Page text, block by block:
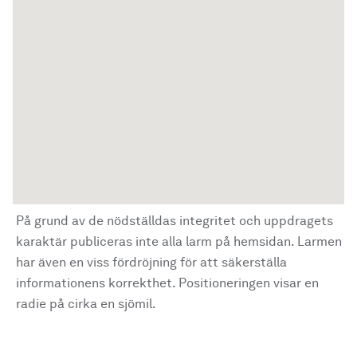
På grund av de nödställdas integritet och uppdragets
karaktär publiceras inte alla larm på hemsidan. Larmen
har även en viss fördröjning för att säkerställa
informationens korrekthet. Positioneringen visar en
radie på cirka en sjömil.